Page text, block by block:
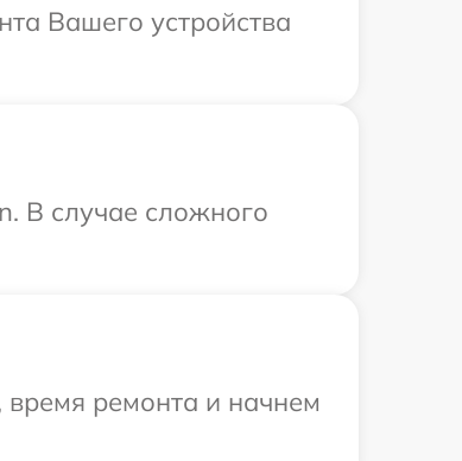
Вашего устройства
В случае сложного
ремонта и начнем